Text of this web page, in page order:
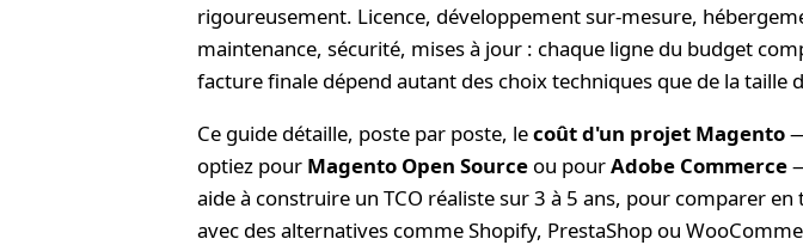
rigoureusement. Licence, développement sur-mesure,
maintenance, sécurité, mises à jour : chaque ligne du budget
facture finale dépend autant des choix techniques que de la taille
Ce guide détaille, poste par poste, lecoût d'un projet Magento
optiez pour Magento Open Source ou pourAdobe Commerce
aide à construire un TCO réaliste sur 3 à 5 ans, pour comparer
avec des alternatives comme Shopify, PrestaShop ou